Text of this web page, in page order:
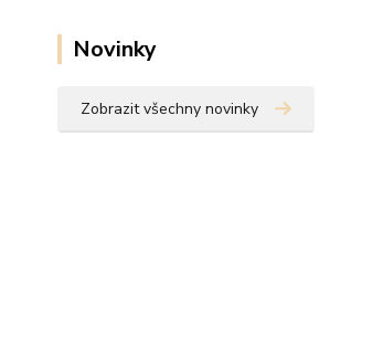
Novinky
Zobrazit všechny novinky